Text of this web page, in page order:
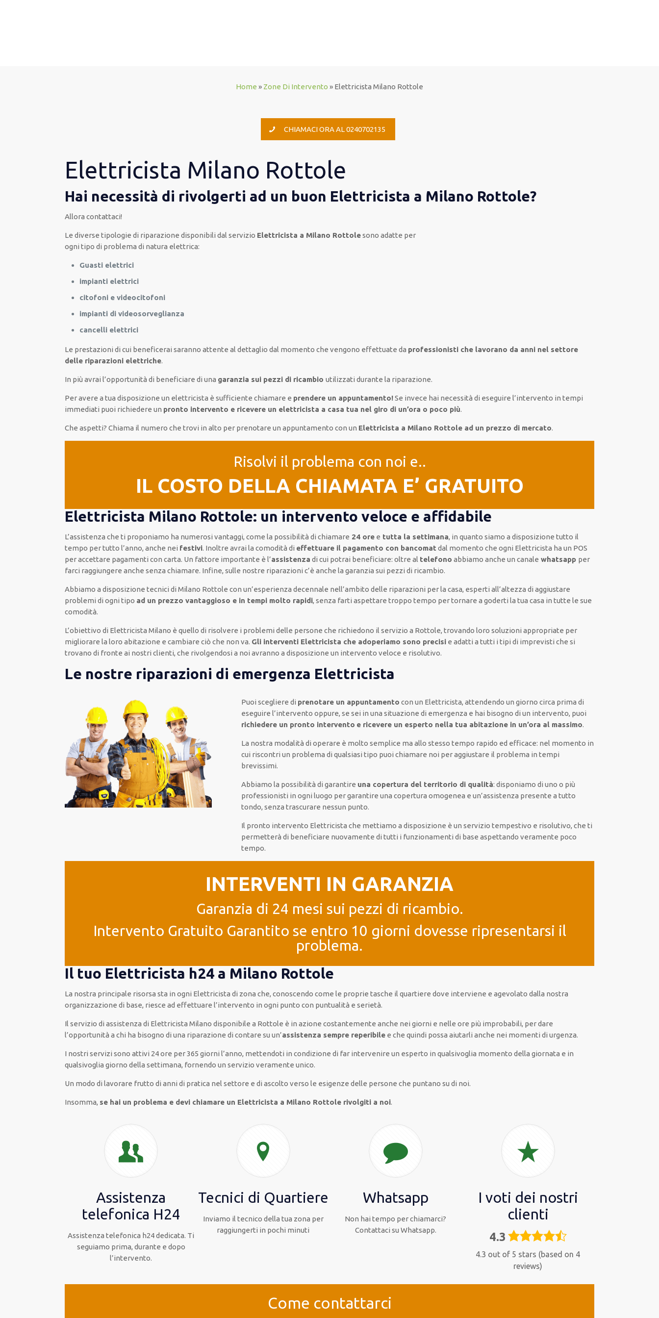
Home » Zone Di Intervento » Elettricista Milano Rottole
CHIAMACI ORA AL 0240702135
Elettricista Milano Rottole
Hai necessità di rivolgerti ad un buon Elettricista a Milano Rottole?
Allora contattaci!
Lediverse tipologie di riparazione disponibili dal servizio Elettricista a Milano Rottolesonoadatte per
ogni tipo di problema di natura elettrica:
Guasti elettrici
impianti elettrici
citofoni e videocitofoni
impianti di videosorveglianza
cancelli elettrici
Le prestazioni di cui beneficerai sarannoattente al dettaglio dal momento che vengono effettuate da professionisti che lavorano da anni nel settore
delle riparazioni elettriche.
In più avrai l’opportunità di beneficiare di una garanzia sui pezzi di ricambioutilizzati durante la riparazione.
Per averea tua disposizione un elettricista è sufficiente chiamare e prendere un appuntamento!Se invece hai necessità di eseguire l’intervento in tempi
immediati puoi richiedere un pronto intervento e ricevere un elettricista a casa tua nel giro di un’ora o poco più.
Che aspetti? Chiama il numero che trovi in alto per prenotare un appuntamento con un Elettricista a Milano Rottole ad un prezzo di mercato.
Risolvi il problema con noi e..
IL COSTO DELLA CHIAMATA E’ GRATUITO
Elettricista Milano Rottole: un intervento veloce e affidabile
L’assistenza che ti proponiamo ha numerosi vantaggi, come la possibilità di chiamare 24 ore e tutta la settimana, in quanto siamo a disposizionetutto il
tempo pertutto l’anno, anche nei festivi. Inoltreavrai la comodità di effettuare il pagamento con bancomat dal momento che ogni Elettricista haun POS
per accettare pagamenticon carta. Un fattore importante è l’assistenza di cui potrai beneficiare: oltre al telefono abbiamo anche uncanale whatsapp per
farci raggiungere anche senza chiamare. Infine,sulle nostre riparazioni c’è anche lagaranzia sui pezzi di ricambio.
Abbiamo a disposizionetecnici di Milano Rottole con un’esperienza decennale nell’ambito delle riparazioni per la casa, espertiall’altezza di aggiustare
problemi di ogni tipo ad un prezzo vantaggioso e in tempi molto rapidi, senza fartiaspettare troppo tempo per tornare a goderti la tua casa in tutte le sue
comodità.
L’obiettivo di Elettricista Milano è quello di risolvere i problemi delle persone che richiedono il servizio a Rottole, trovando lorosoluzioni appropriate per
migliorare la loro abitazione e cambiare ciò che non va. Gli interventi Elettricista che adoperiamo sono precisi eadatti a tutti i tipi di imprevisti che si
trovano di fronte ai nostri clienti, che rivolgendosi a noi avranno a disposizione un interventoveloce e risolutivo.
Le nostre riparazioni di emergenza Elettricista
Puoi scegliere di prenotareun appuntamento con un Elettricista, attendendo un giorno circa prima di
eseguire l’intervento oppure, se sei in una situazione di emergenza e hai bisogno di un intervento, puoi
richiedereun pronto intervento e ricevere un esperto nella tua abitazione in un’ora al massimo.
La nostra modalità di operare è molto semplice ma allo stesso tempo rapido ed efficace: nel momento in
cui riscontri un problema di qualsiasi tipo puoi chiamare noi peraggiustare il problema in tempi
brevissimi.
Abbiamo la possibilità di garantire una copertura del territorio di qualità: disponiamo di uno o più
professionisti in ogni luogo pergarantire una copertura omogenea e un’assistenza presente a tutto
tondo, senza trascurare nessun punto.
Il pronto intervento Elettricista che mettiamo a disposizione è un servizio tempestivo e risolutivo, che ti
permetterà di beneficiare nuovamente di tutti i funzionamenti di base aspettando veramente poco
tempo.
INTERVENTI IN GARANZIA
Garanzia di 24 mesi sui pezzi di ricambio.
Intervento Gratuito Garantito se entro 10 giorni dovesse ripresentarsi il
problema.
Il tuo Elettricista h24 a Milano Rottole
La nostra principale risorsa sta in ogni Elettricista di zona che, conoscendo come le proprie tasche il quartiere dove interviene eagevolato dalla nostra
organizzazione di base, riesce ad effettuare l’intervento in ogni punto con puntualità e serietà.
Il servizio di assistenza di Elettricista Milanodisponibile a Rottole è in azione costantemente anche nei giorni e nelle ore più improbabili, perdare
l’opportunità a chi ha bisogno di una riparazione dicontare su un’assistenza sempre reperibile e chequindi possa aiutarli anche nei momenti di urgenza.
I nostri servizi sono attivi 24 ore per365 giorni l’anno, mettendoti in condizione di far intervenire un esperto inqualsivoglia momento della giornata e in
qualsivoglia giorno della settimana, fornendo un servizioveramente unico.
Un modo di lavorare frutto di anni di pratica nel settore e di ascolto verso le esigenzedelle persone che puntano su di noi.
Insomma, se hai un problema e devi chiamare un Elettricista a Milano Rottole rivolgiti a noi.
Assistenza
telefonica H24
Assistenza telefonica h24 dedicata. Ti
seguiamo prima, durante e dopo
l’intervento.
Tecnici di Quartiere
Inviamo il tecnico della tua zona per
raggiungerti in pochi minuti
Whatsapp
Non hai tempo per chiamarci?
Contattaci su Whatsapp.
I voti dei nostri
clienti
4.3 4,3
4.3 out of 5 stars (based on 4
reviews)
Come contattarci